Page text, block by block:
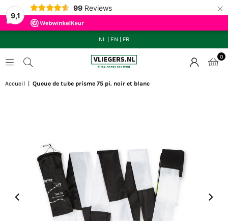
9,1
99 Reviews ×
NL EN FR
0
Accueil Queue de tube prisme 75 pi. noir et blanc